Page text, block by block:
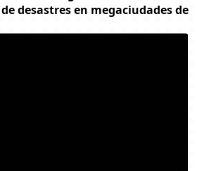
desastres en megaciudades de